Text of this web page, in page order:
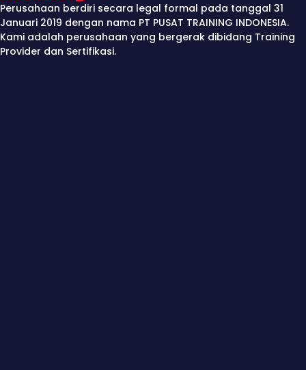
Perusahaan berdiri secara legal formal pada tanggal 31
Januari 2019 dengan nama PT PUSAT TRAINING INDONESIA.
Kami adalah perusahaan yang bergerak dibidang Training
Provider dan Sertifikasi.